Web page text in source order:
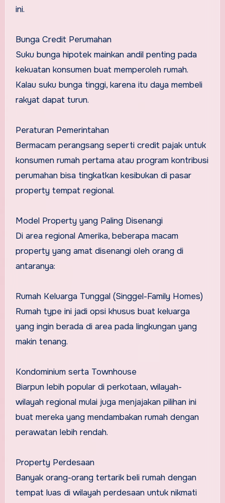
ini.
Bunga Credit Perumahan
Suku bunga hipotek mainkan andil penting pada
kekuatan konsumen buat memperoleh rumah.
Kalau suku bunga tinggi, karena itu daya membeli
rakyat dapat turun.
Peraturan Pemerintahan
Bermacam perangsang seperti credit pajak untuk
konsumen rumah pertama atau program kontribusi
perumahan bisa tingkatkan kesibukan di pasar
property tempat regional.
Model Property yang Paling Disenangi
Di area regional Amerika, beberapa macam
property yang amat disenangi oleh orang di
antaranya:
Rumah Keluarga Tunggal (Singgel-Family Homes)
Rumah type ini jadi opsi khusus buat keluarga
yang ingin berada di area pada lingkungan yang
makin tenang.
Kondominium serta Townhouse
Biarpun lebih popular di perkotaan, wilayah-
wilayah regional mulai juga menjajakan pilihan ini
buat mereka yang mendambakan rumah dengan
perawatan lebih rendah.
Property Perdesaan
Banyak orang-orang tertarik beli rumah dengan
tempat luas di wilayah perdesaan untuk nikmati